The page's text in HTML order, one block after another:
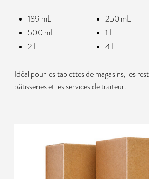
189 mL
500 mL
2 L
250 mL
1 L
4 L
Idéal pour les tablettes de magasins, les
pâtisseries et les services de traiteur.